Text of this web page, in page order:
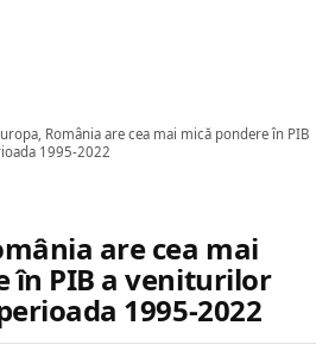
România are cea mai mică pondere în PIB
1995-2022
are cea mai
în PIB a veniturilor
1995-2022